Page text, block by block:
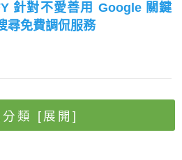
針對不愛善用 Google 關鍵
尋免費調侃服務
類 [展開]